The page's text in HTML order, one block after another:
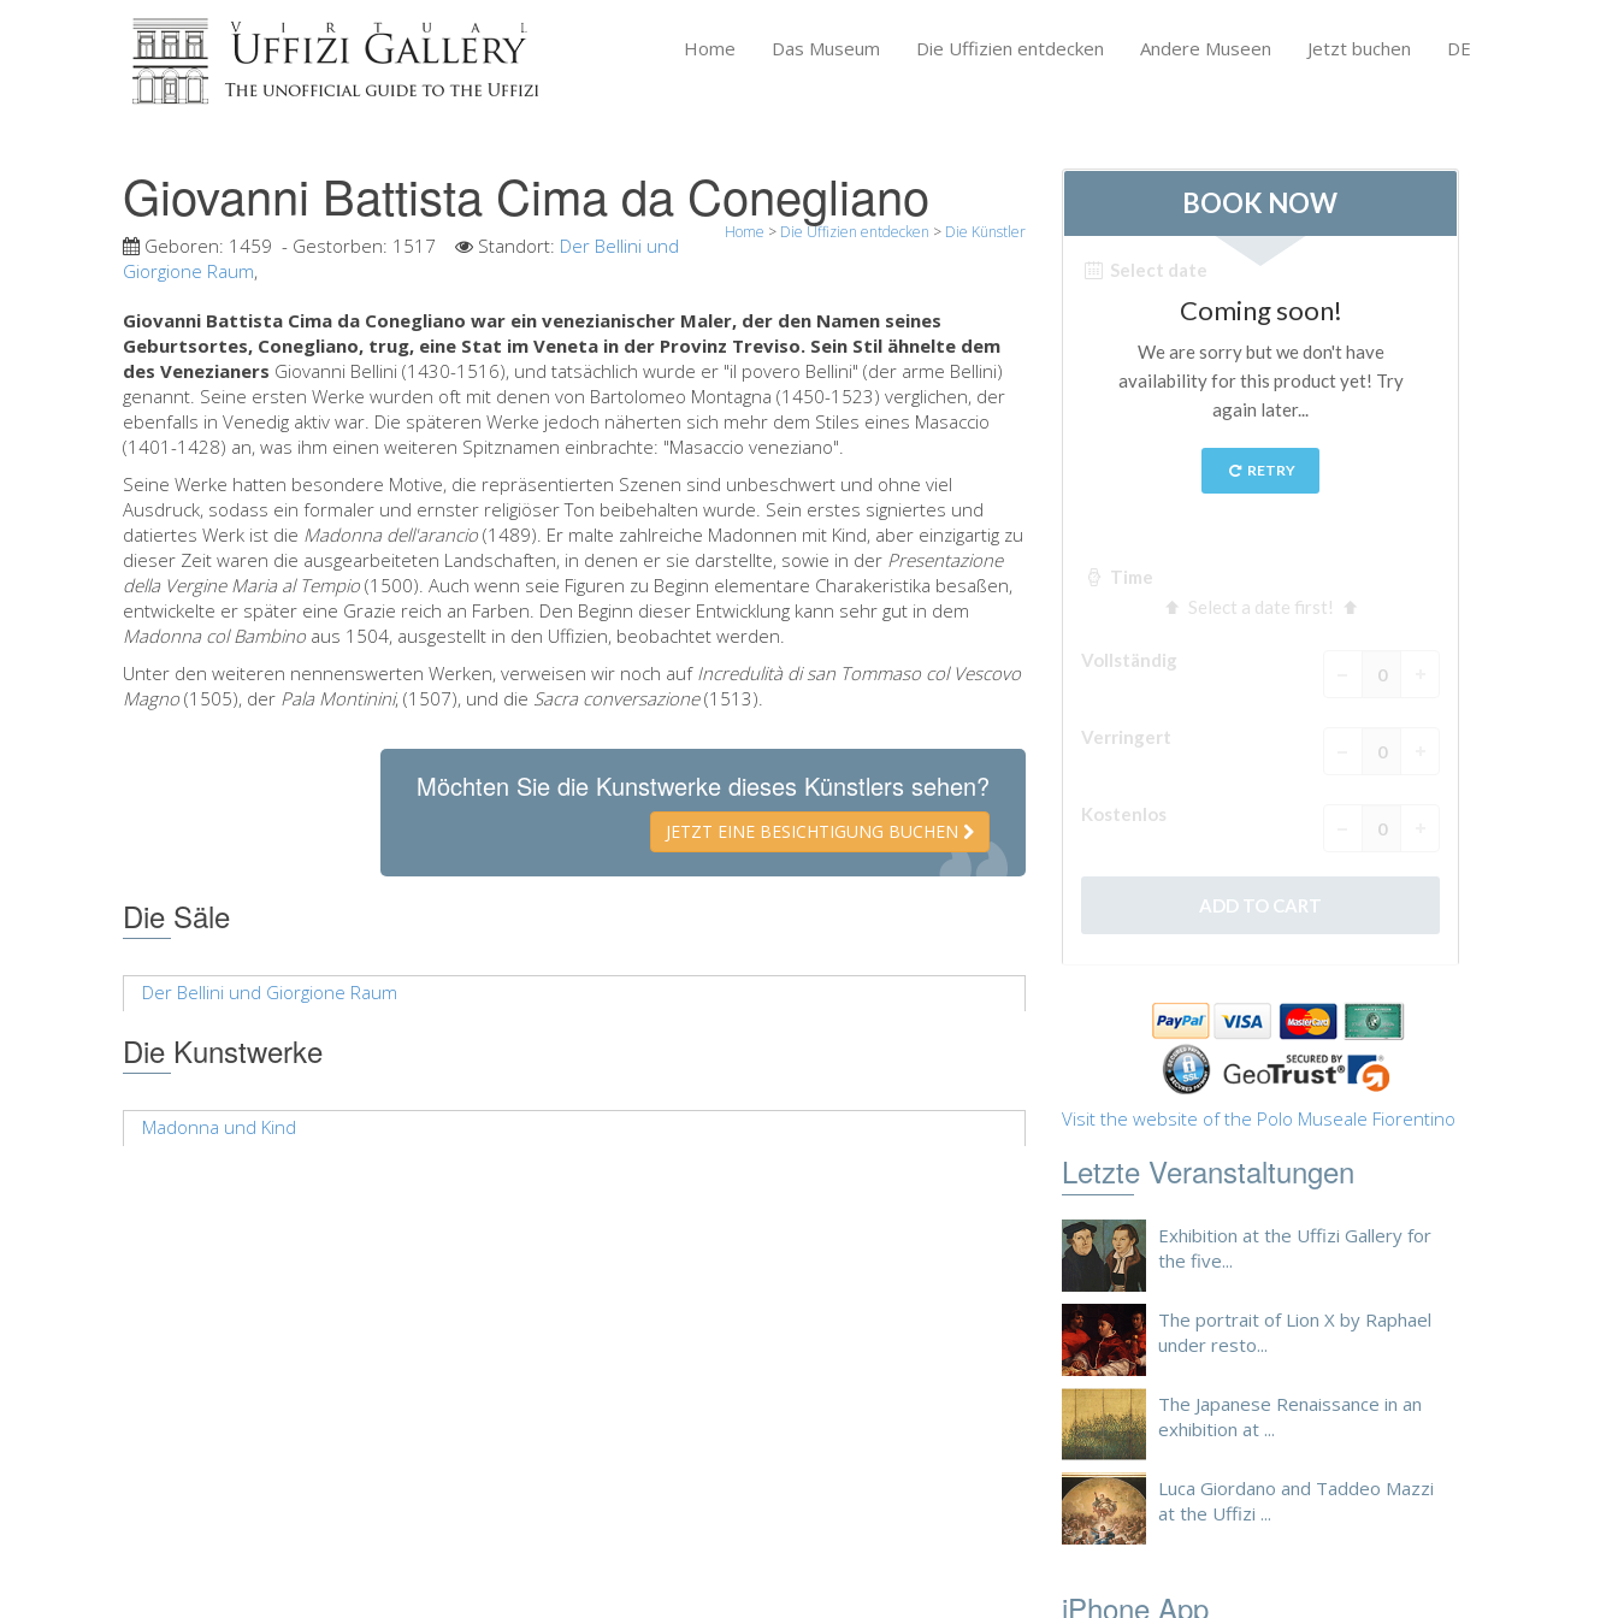
Home Das Museum Die Uffizien entdecken Andere Museen Jetzt buchen DE
Giovanni Battista Cima da Conegliano
Home > Die Uffizien entdecken > Die Künstler
Geboren: 1459 - Gestorben: 1517 Standort: Der Bellini und
Giorgione Raum,
Giovanni Battista Cima da Conegliano war ein venezianischer Maler, der den Namen seines
Geburtsortes, Conegliano, trug, eine Stat im Veneta in der Provinz Treviso. Sein Stil ähnelte dem
des Venezianers Giovanni Bellini (1430-1516), und tatsächlich wurde er "il povero Bellini" (der arme Bellini)
genannt. Seine ersten Werke wurden oft mit denen von Bartolomeo Montagna (1450-1523) verglichen, der
ebenfalls in Venedig aktiv war. Die späteren Werke jedoch näherten sich mehr dem Stiles eines Masaccio
(1401-1428) an, was ihm einen weiteren Spitznamen einbrachte: "Masaccio veneziano".
Seine Werke hatten besondere Motive, die repräsentierten Szenen sind unbeschwert und ohne viel
Ausdruck, sodass ein formaler und ernster religiöser Ton beibehalten wurde. Sein erstes signiertes und
datiertes Werk ist die Madonna dell'arancio (1489). Er malte zahlreiche Madonnen mit Kind, aber einzigartig zu
dieser Zeit waren die ausgearbeiteten Landschaften, in denen er sie darstellte, sowie in der Presentazione
della Vergine Maria al Tempio (1500). Auch wenn seie Figuren zu Beginn elementare Charakeristika besaßen,
entwickelte er später eine Grazie reich an Farben. Den Beginn dieser Entwicklung kann sehr gut in dem
Madonna col Bambino aus 1504, ausgestellt in den Uffizien, beobachtet werden.
Unter den weiteren nennenswerten Werken, verweisen wir noch auf Incredulità di san Tommaso col Vescovo
Magno (1505), der Pala Montinini, (1507), und die Sacra conversazione(1513).
Möchten Sie die Kunstwerke dieses Künstlers sehen?
JETZT EINE BESICHTIGUNG BUCHEN
Die Säle
Der Bellini und Giorgione Raum
Die Kunstwerke
Madonna und Kind Visit the website of the Polo Museale Fiorentino
Letzte Veranstaltungen
Exhibition at the Uffizi Gallery for
the five...
The portrait of Lion X by Raphael
under resto...
The Japanese Renaissance in an
exhibition at ...
Luca Giordano and Taddeo Mazzi
at the Uffizi ...
iPhone App